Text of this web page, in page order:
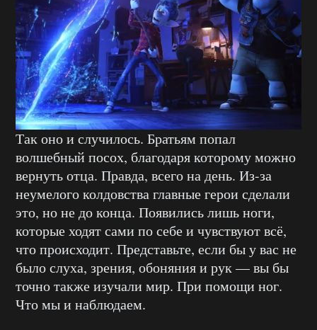
Так оно и случилось. Братьям попал
волшебный посох, благодаря которому можно
вернуть отца. Правда, всего на день. Из-за
неумелого колдовства главные герои сделали
это, но не до конца. Появились лишь ноги,
которые ходят сами по себе и чувствуют всё,
что происходит. Представьте, если бы у вас не
было слуха, зрения, обоняния и рук — вы бы
точно также изучали мир. При помощи ног.
Что мы и наблюдаем.